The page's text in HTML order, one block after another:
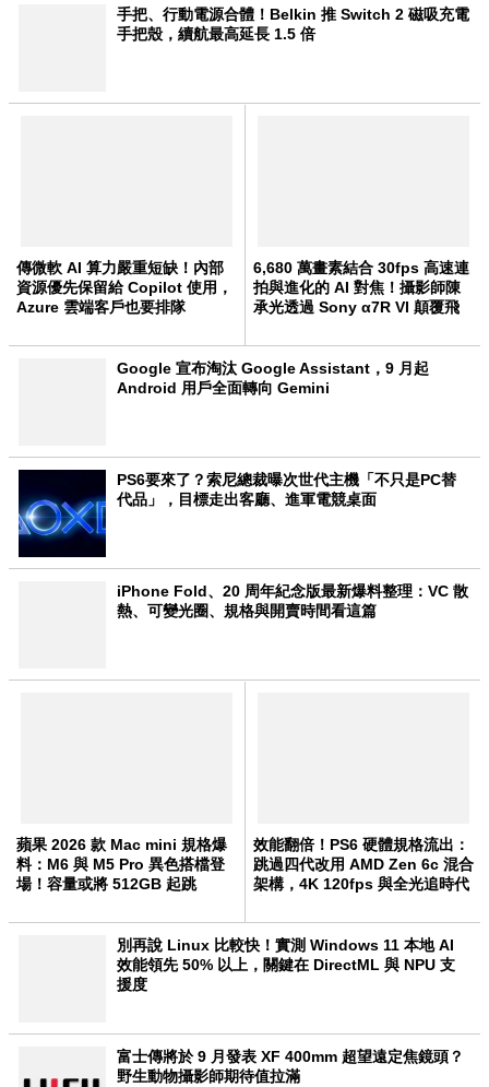
手把、行動電源合體！Belkin 推 Switch 2 磁吸充電
手把殼，續航最高延長 1.5 倍
傳微軟 AI 算力嚴重短缺！內部
資源優先保留給 Copilot 使用，
Azure 雲端客戶也要排隊
6,680 萬畫素結合 30fps 高速連
拍與進化的 AI 對焦！攝影師陳
承光透過 Sony α7R VI 顛覆飛
Google 宣布淘汰 Google Assistant，9 月起
Android 用戶全面轉向 Gemini
PS6要來了？索尼總裁曝次世代主機「不只是PC替
代品」，目標走出客廳、進軍電競桌面
iPhone Fold、20 周年紀念版最新爆料整理：VC 散
熱、可變光圈、規格與開賣時間看這篇
蘋果 2026 款 Mac mini 規格爆
料：M6 與 M5 Pro 異色搭檔登
場！容量或將 512GB 起跳
效能翻倍！PS6 硬體規格流出：
跳過四代改用 AMD Zen 6c 混合
架構，4K 120fps 與全光追時代
別再說 Linux 比較快！實測 Windows 11 本地 AI
效能領先 50% 以上，關鍵在 DirectML 與 NPU 支
援度
富士傳將於 9 月發表 XF 400mm 超望遠定焦鏡頭？
野生動物攝影師期待值拉滿